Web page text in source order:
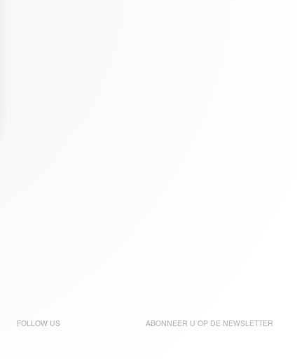
FOLLOW US ABONNEER U OP DE NEWSLETTER